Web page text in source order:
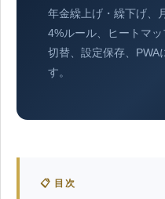
年金繰上げ・繰下げ、
4%ルール、ヒートマ
切替、設定保存、PWA
す。
📋 目次